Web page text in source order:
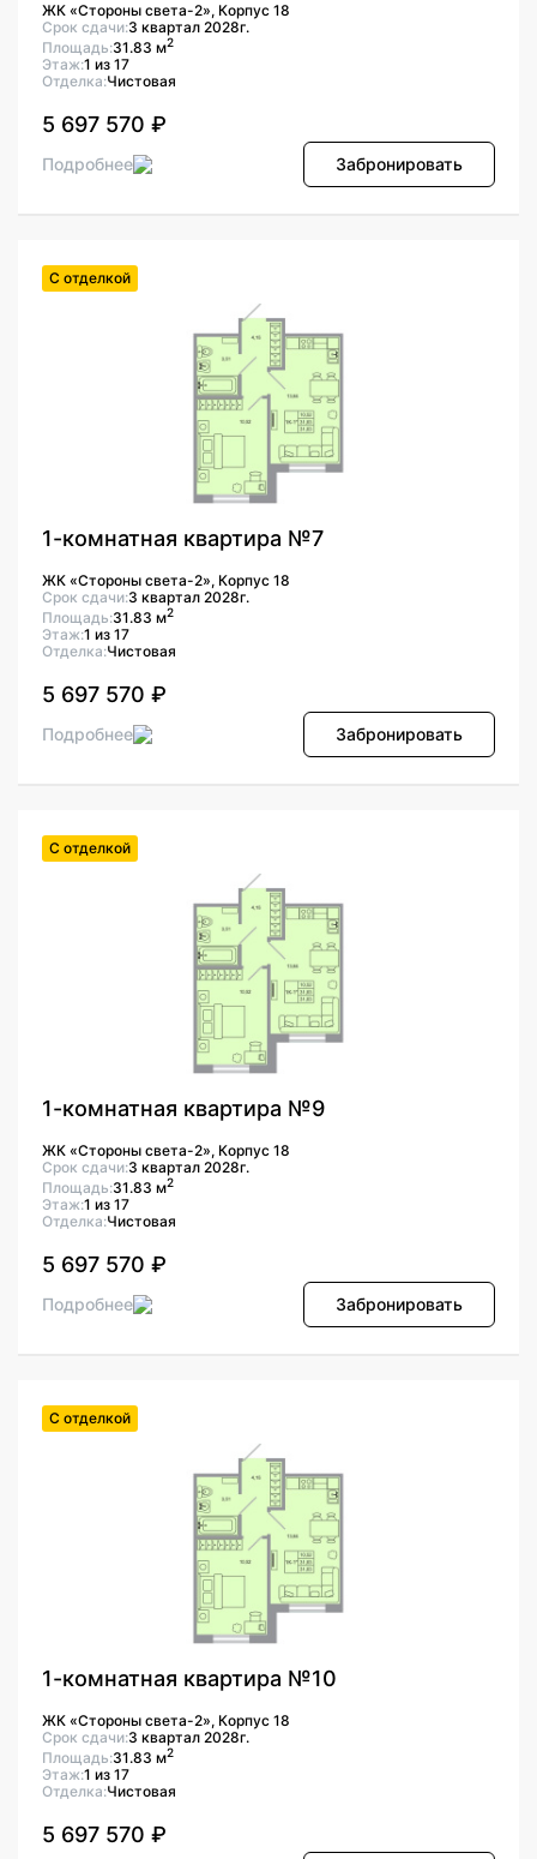
ЖК «Стороны света-2», Корпус 18
Срок сдачи:3 квартал 2028г.
Площадь:31.83 м2
Этаж:1 из 17
Отделка:Чистовая
5 697 570 ₽
Подробнее Забронировать
С отделкой
1-комнатная квартира №7
ЖК «Стороны света-2», Корпус 18
Срок сдачи:3 квартал 2028г.
Площадь:31.83 м2
Этаж:1 из 17
Отделка:Чистовая
5 697 570 ₽
Подробнее Забронировать
С отделкой
1-комнатная квартира №9
ЖК «Стороны света-2», Корпус 18
Срок сдачи:3 квартал 2028г.
Площадь:31.83 м2
Этаж:1 из 17
Отделка:Чистовая
5 697 570 ₽
Подробнее Забронировать
С отделкой
1-комнатная квартира №10
ЖК «Стороны света-2», Корпус 18
Срок сдачи:3 квартал 2028г.
Площадь:31.83 м2
Этаж:1 из 17
Отделка:Чистовая
5 697 570 ₽